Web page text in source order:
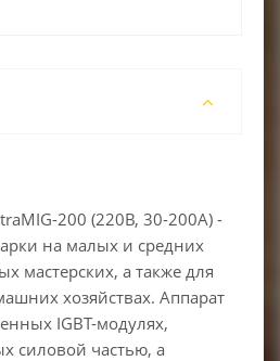
200 (220В, 30-200А) -
на малых и средних
мастерских, а также для
хозяйствах. Аппарат
IGBT-модулях,
силовой частью, а